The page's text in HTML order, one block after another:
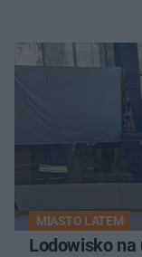
MIASTO LATEM
Lodowisko na